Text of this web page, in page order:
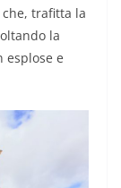
trafitta la
la
esplose e